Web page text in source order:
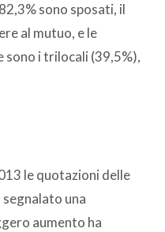
sono sposati, il
al mutuo, e le
i trilocali (39,5%),
le quotazioni delle
segnalato una
aumento ha